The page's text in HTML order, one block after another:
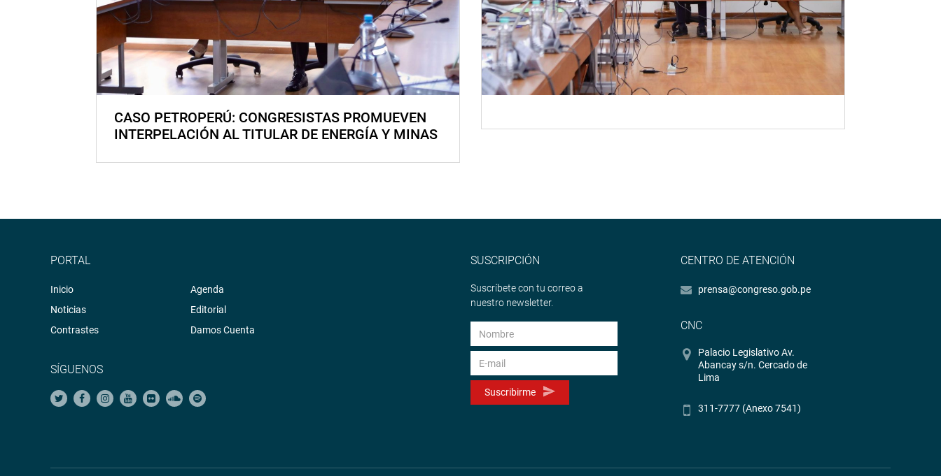
CASO PETROPERÚ: CONGRESISTAS PROMUEVEN
INTERPELACIÓN AL TITULAR DE ENERGÍA Y MINAS
PORTAL
Inicio
Noticias
Contrastes
Agenda
Editorial
Damos Cuenta
SÍGUENOS
SUSCRIPCIÓN
Suscríbete con tu correo a
nuestro newsletter.
Suscribirme
CENTRO DE ATENCIÓN
prensa@congreso.gob.pe
CNC
Palacio Legislativo Av.
Abancay s/n. Cercado de
Lima
311-7777 (Anexo 7541)